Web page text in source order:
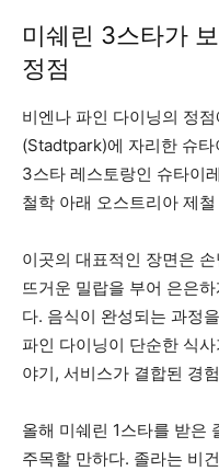
미쉐린 3스타가
정점
비엔나 파인 다이닝의 정
(Stadtpark)에 자리한 슈
3스타 레스토랑인 슈타이
철학 아래 오스트리아 제
이곳의 대표적인 장면은
뜨거운 밀랍을 부어 은은
다. 음식이 완성되는 과정
파인 다이닝이 단순한 식
야기, 서비스가 결합된 경
올해 미쉐린 1스타를 받은
주목할 만하다. 졸라는 비